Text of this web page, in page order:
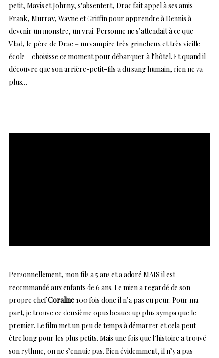
petit, Mavis et Johnny, s’absentent, Drac fait appel à ses amis
Frank, Murray, Wayne et Griffin pour apprendre à Dennis à
devenir un monstre, un vrai. Personne ne s’attendait à ce que
Vlad, le père de Drac – un vampire très grincheux et très vieille
école – choisisse ce moment pour débarquer à l’hôtel. Et quand il
découvre que son arrière-petit-fils a du sang humain, rien ne va
plus…
Personnellement, mon fils a 5 ans et a adoré MAIS il est
recommandé aux enfants de 6 ans. Le mien a regardé de son
propre chefCoraline 100 fois donc il n’a pas eu peur. Pour ma
part, je trouve ce deuxième opus beaucoup plus sympa que le
premier. Le film met un peu de temps à démarrer et cela peut-
être long pour les plus petits. Mais une fois que l’histoire a trouvé
son rythme, on ne s’ennuie pas. Bien évidemment, il n’y a pas